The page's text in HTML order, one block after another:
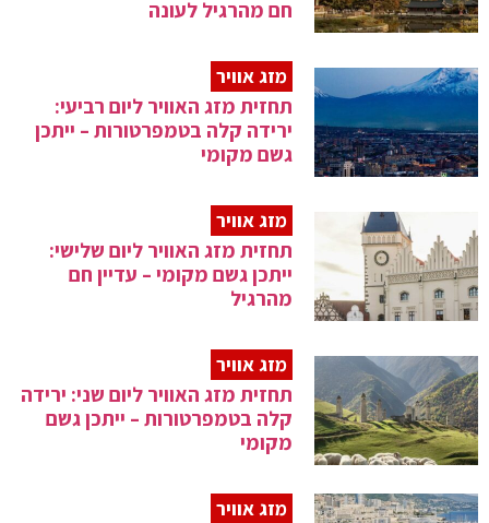
חם מהרגיל לעונה
מזג אוויר
תחזית מזג האוויר ליום רביעי:
ירידה קלה בטמפרטורות – ייתכן
גשם מקומי
מזג אוויר
תחזית מזג האוויר ליום שלישי:
ייתכן גשם מקומי – עדיין חם
מהרגיל
מזג אוויר
תחזית מזג האוויר ליום שני: ירידה
קלה בטמפרטורות – ייתכן גשם
מקומי
מזג אוויר